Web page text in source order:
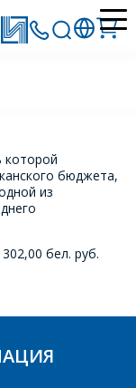
которой
бюджета,
из
бел. руб.